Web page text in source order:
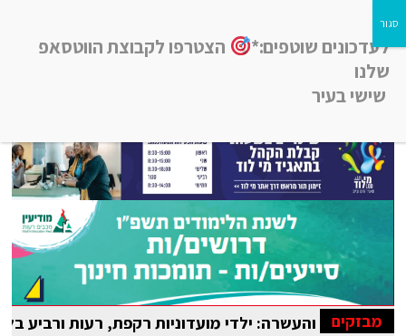
חדשות רמלה לוד, חדשות רחובות, חדשות נס-ציונה והסביבה
מבזקים
והעשרה: ילדי מועדוניות רקפת, רעות ורביע בלוד נהנו
לעדכונים שוטפים:*
הצטרפו לקבוצת הווטסאפ
שלנו
שישי בעיר